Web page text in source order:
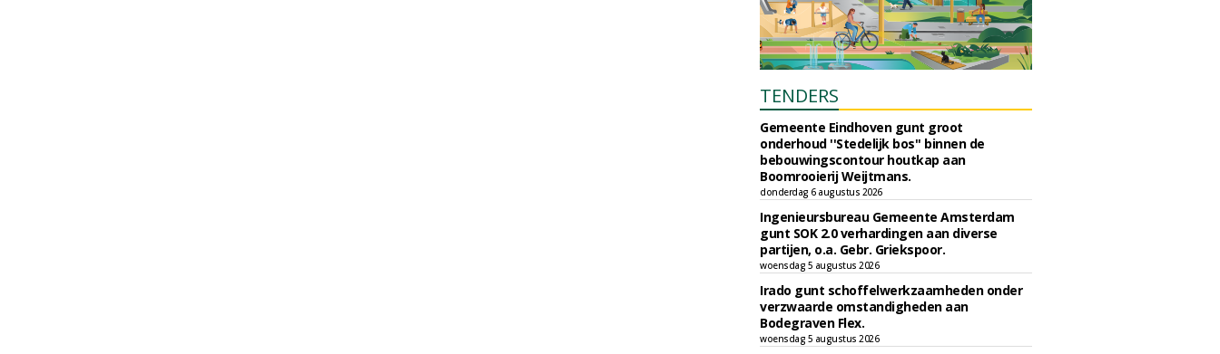
TENDERS
Gemeente Eindhoven gunt groot
onderhoud ''Stedelijk bos'' binnen de
bebouwingscontour houtkap aan
Boomrooierij Weijtmans.
donderdag 6 augustus 2026
Ingenieursbureau Gemeente Amsterdam
gunt SOK 2.0 verhardingen aan diverse
partijen, o.a. Gebr. Griekspoor.
woensdag 5 augustus 2026
Irado gunt schoffelwerkzaamheden onder
verzwaarde omstandigheden aan
Bodegraven Flex.
woensdag 5 augustus 2026